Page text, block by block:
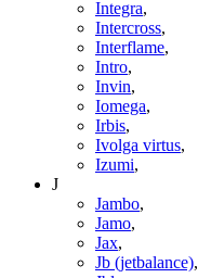
Integra,
Intercross,
Interflame,
Intro,
Invin,
Iomega,
Irbis,
Ivolga virtus,
Izumi,
J
Jambo,
Jamo,
Jax,
Jb (jetbalance),